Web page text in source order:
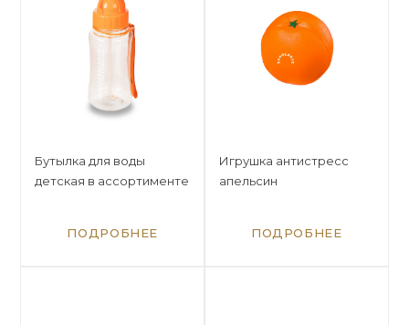
Бутылка для воды
детская в ассортименте
ПОДРОБНЕЕ
Игрушка антистресс
апельсин
ПОДРОБНЕЕ